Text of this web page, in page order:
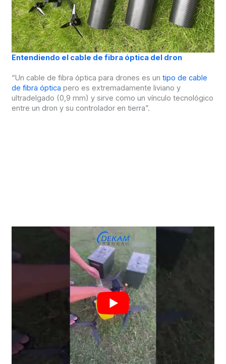
Entendiendo el cable de fibra óptica del dron
“Un cable de fibra óptica para drones es un tipo de cable
de fibra óptica pero es extremadamente liviano y
ultradelgado (0,9 mm) y sirve como un vínculo tecnológico
entre un dron y su controlador en tierra”.